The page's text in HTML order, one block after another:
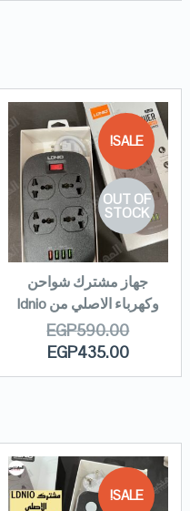
SALE!
OUT OF
STOCK
جهاز مشترك شواحن
وكهرباء الاصلي من ldnio
EGP590.00
EGP435.00
SALE!